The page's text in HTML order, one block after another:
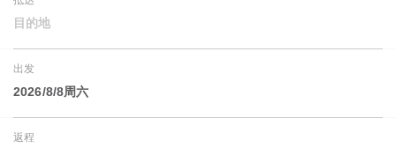
目的地
出发
2026/8/8周六
返程